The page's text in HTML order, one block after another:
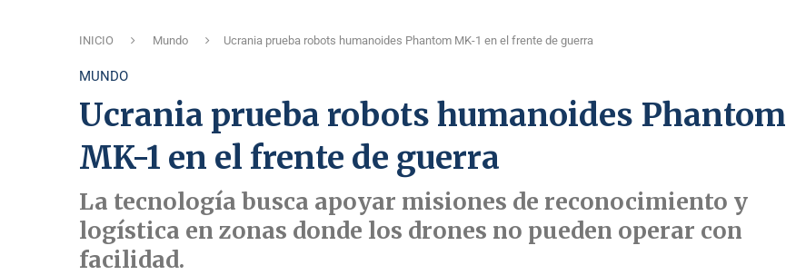
INICIO Mundo Ucrania prueba robots humanoides Phantom MK-1 en el frente de guerra
MUNDO
Ucrania prueba robots humanoides Phantom
MK-1 en el frente de guerra
La tecnología busca apoyar misiones de reconocimiento y
logística en zonas donde los drones no pueden operar con
facilidad.